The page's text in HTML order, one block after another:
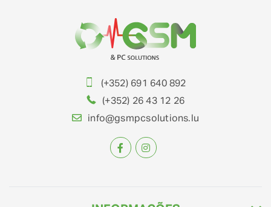
(+352) 691 640 892
(+352) 26 43 12 26
info@gsmpcsolutions.lu